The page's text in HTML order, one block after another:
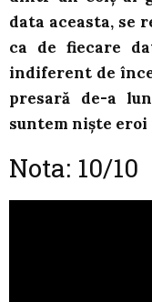
data aceasta, se
ca de fiecare
indiferent de
presară de-a
suntem niște
Nota: 10/10